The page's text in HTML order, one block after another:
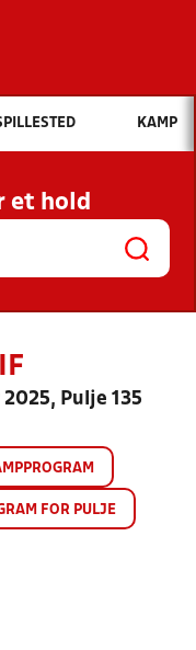
vil du søge efter?
OG NYHEDER
KLUBBER OG
KAMP
et hold
2025, Pulje 135
FOR PULJE